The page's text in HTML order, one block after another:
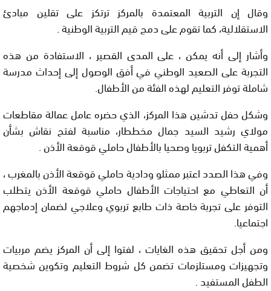
وقال إن التربية المعتمدة بالمركز ترتكز على تقلين مبادئ
الاستقلالية، كما تقوم على دمج قيم التربية الوطنية .
وأشار إلى أنه يمكن ، على المدى القصير ، الاستفادة من هذه
التجربة على الصعيد الوطني في أفق الوصول إلى إحداث مدرسة
شاملة توفر التعليم لهذه الفئة من الأطفال.
وشكل حفل تدشين هذا المركز، الذي حضره عامل عمالة مقاطعات
مولاي رشيد السيد جمال مخططار، مناسبة لفتح نقاش بشأن
أهمية التكفل تربويا وصحيا بالأطفال حاملي قوقعة الأذن .
وفي هذا الصدد اعتبر ممثلو ودادية حاملي قوقعة الأذن بالمغرب ،
أن التعاطي مع احتياجات الأطفال حاملي قوقعة الأذن يتطلب
التوفر على تجربة خاصة ذات طابع تربوي وعلاجي لضمان إدماجهم
اجتماعيا.
ومن أجل تحقيق هذه الغايات ، لفتوا إلى أن المركز يضم مربيات
وتجهيزات ومستلزمات تضمن كل شروط التعليم وتكوين شخصية
الطفل المستفيد .